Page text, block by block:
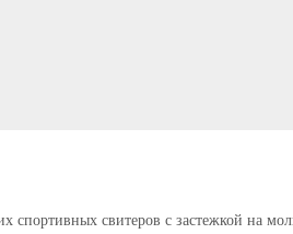
спортивных свитеров с застежкой на